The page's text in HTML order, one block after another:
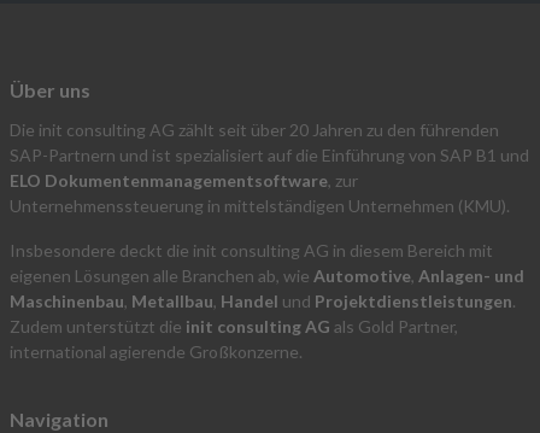
Über uns
Die init consulting AG zählt seit über 20 Jahren zu den führenden
SAP-Partnern und ist spezialisiert auf die Einführung von SAP B1 und
ELO Dokumentenmanagementsoftware, zur
Unternehmenssteuerung in mittelständigen Unternehmen (KMU).
Insbesondere deckt die init consulting AG in diesem Bereich mit
eigenen Lösungen alle Branchen ab, wie Automotive, Anlagen- und
Maschinenbau, Metallbau, Handel und Projektdienstleistungen.
Zudem unterstützt die init consulting AG als Gold Partner,
international agierende Großkonzerne.
Navigation